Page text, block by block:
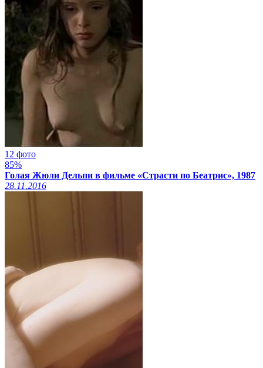
12 фото
85%
Голая Жюли Дельпи в фильме «Страсти по Беатрис», 1987
28.11.2016